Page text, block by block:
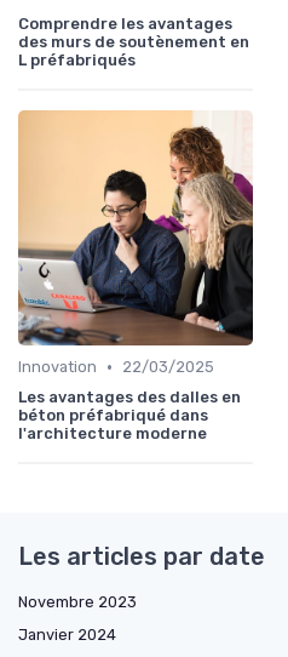
Comprendre les avantages
des murs de soutènement en
L préfabriqués
Innovation •
22/03/2025
Les avantages des dalles en
béton préfabriqué dans
l'architecture moderne
Les articles par date
Novembre 2023
Janvier 2024